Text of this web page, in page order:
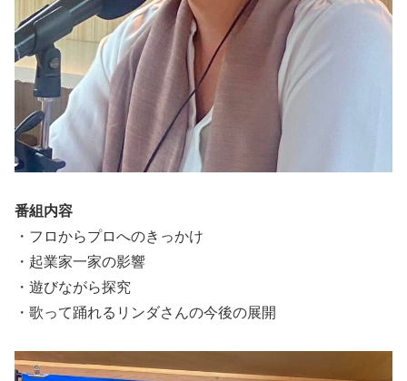
番組内容
・フロからプロへのきっかけ
・起業家一家の影響
・遊びながら探究
・歌って踊れるリンダさんの今後の展開